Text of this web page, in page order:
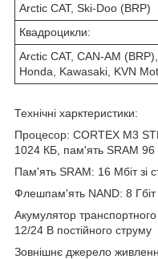
Arctic CAT, Ski-Doo (BRP)
Квадроцикли:
Arctic CAT, CAN-AM
Honda, Kawasaki, KVN
Технічні харктеристики:
Процесор: CORTEX M3
1024 КБ, пам'ять SRAM 96
Пам'ять SRAM: 16 Мбіт зі
Флешпам'ять NAND: 8 Гбіт
Акумулятор
12/24 В постійного струму
Зовнішнє джерело